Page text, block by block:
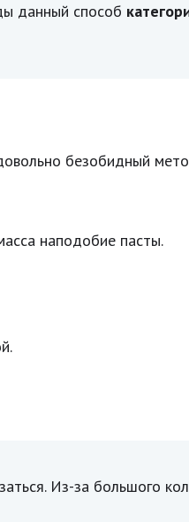
данный способ
безобидный
наподобие пасты.
Из-за большого